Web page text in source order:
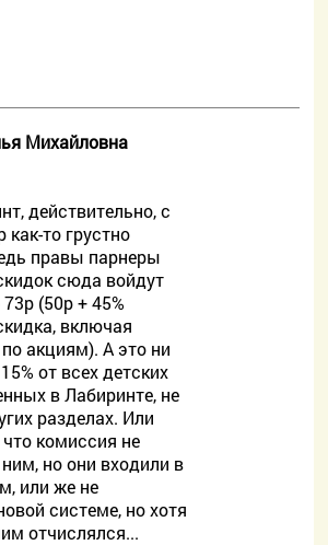
Михайловна
действительно, с
то грустно
правы парнеры
сюда войдут
(50р + 45%
включая
акциям). А это ни
от всех детских
в Лабиринте, не
разделах. Или
комиссия не
но они входили в
или же не
системе, но хотя
отчислялся...